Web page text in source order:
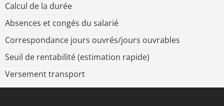
Calcul de la durée
Absences et congés du salarié
Correspondance jours ouvrés/jours ouvrables
Seuil de rentabilité (estimation rapide)
Versement transport